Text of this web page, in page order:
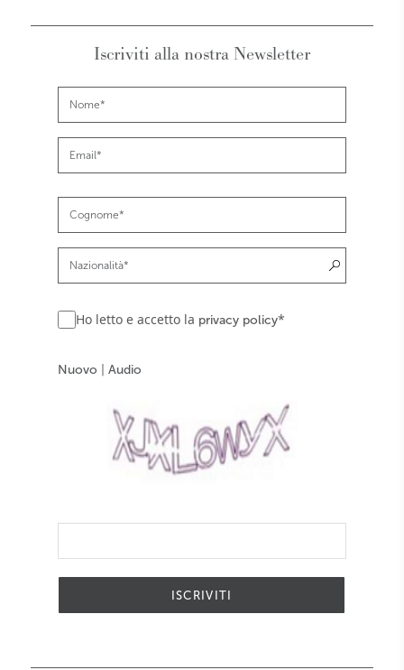
Iscriviti alla nostra Newsletter
Ho letto e accetto la privacy policy*
Nuovo Audio
ISCRIVITI